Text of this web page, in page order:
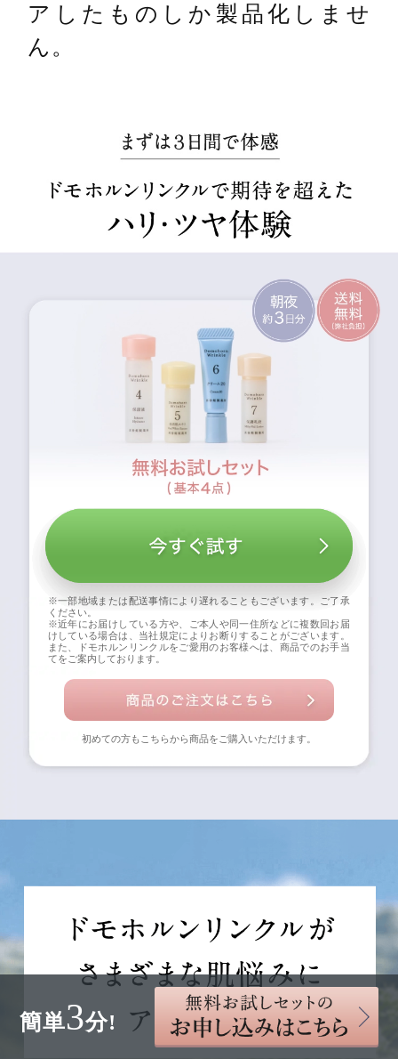
アしたものしか製品化しませ
ん。
※一部地域または配送事情により遅れることもございます。ご了承
ください。
※近年にお届けしている方や、ご本人や同一住所などに複数回お届
けしている場合は、当社規定によりお断りすることがございます。
また、ドモホルンリンクルをご愛用のお客様へは、商品でのお手当
てをご案内しております。
初めての方もこちらから商品をご購入いただけます。
簡単3分!